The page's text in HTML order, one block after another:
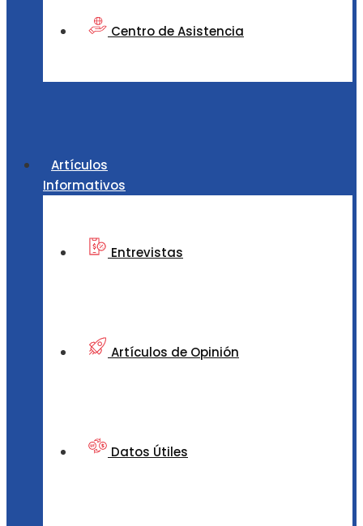
Centro de Asistencia
Artículos
Informativos
Entrevistas
Artículos de Opinión
Datos Útiles